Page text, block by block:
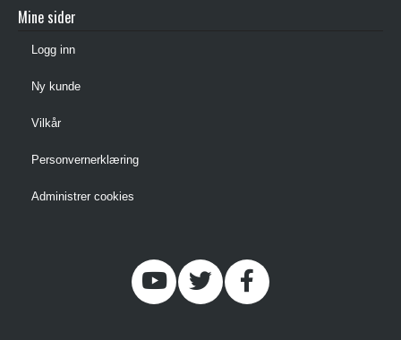
Mine sider
Logg inn
Ny kunde
Vilkår
Personvernerklæring
Administrer cookies